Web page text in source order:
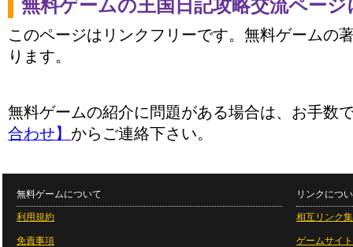
無料ゲームの王国日記攻略交流ペー
このページはリンクフリーです。無料ゲームの
ります。
無料ゲームの紹介に問題がある場合は、お手数
合わせ】 からご連絡下さい。
無料ゲームについて
利用規約
免責事項
リンクにつ
相互リンク集
ゲームサイ